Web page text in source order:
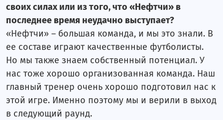
своих силах или из того, что «Нефтчи» в
последнее время неудачно выступает?
«Нефтчи» – большая команда, и мы это знали. В
ее составе играют качественные футболисты.
Но мы также знаем собственный потенциал. У
нас тоже хорошо организованная команда. Наш
главный тренер очень хорошо подготовил нас к
этой игре. Именно поэтому мы и верили в выход
в следующий раунд.